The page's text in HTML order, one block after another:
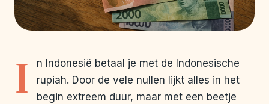
I
n Indonesië betaal je met de Indonesische
rupiah. Door de vele nullen lijkt alles in het
begin extreem duur, maar met een beetje